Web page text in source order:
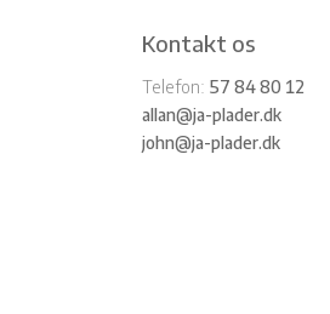
Kontakt os
Telefon: 57 84 80 12
allan@ja-plader.dk
john​@ja-plader.dk